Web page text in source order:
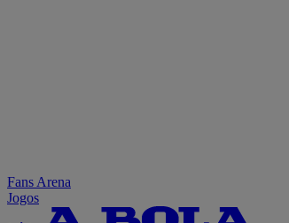
Fans Arena
Jogos